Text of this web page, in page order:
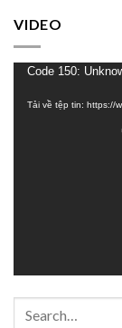
VIDEO
Trình
Code 150:
Tải về tệp tin: https://